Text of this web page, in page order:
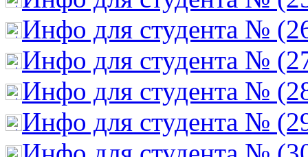
Инфо для студента №
Инфо для студента №
Инфо для студента №
Инфо для студента №